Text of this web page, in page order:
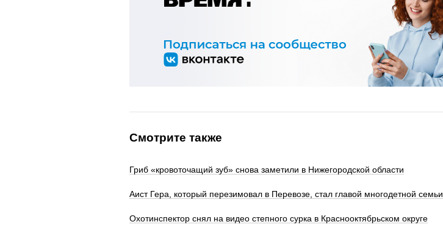
Смотрите также
Гриб «кровоточащий зуб» снова заметили в Нижегородской области
Аист Гера, который перезимовал в Перевозе, стал главой многодетной семьи
Охотинспектор снял на видео степного сурка в Краснооктябрьском округе